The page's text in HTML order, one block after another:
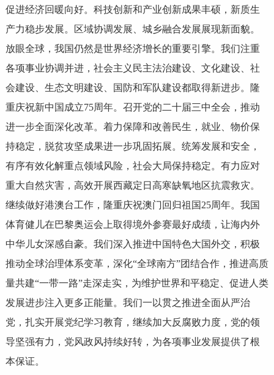
促进经济回暖向好。科技创新和产业创新成果丰硕，新质生
产力稳步发展。区域协调发展、城乡融合发展展现新面貌。
放眼全球，我国仍然是世界经济增长的重要引擎。我们注重
各项事业协调并进，社会主义民主法治建设、文化建设、社
会建设、生态文明建设、国防和军队建设都取得新进步。隆
重庆祝新中国成立75周年。召开党的二十届三中全会，推动
进一步全面深化改革。着力保障和改善民生，就业、物价保
持稳定，脱贫攻坚成果进一步巩固拓展。统筹发展和安全，
有序有效化解重点领域风险，社会大局保持稳定。有力应对
重大自然灾害，高效开展西藏定日高寒缺氧地区抗震救灾。
继续做好港澳台工作，隆重庆祝澳门回归祖国25周年。我国
体育健儿在巴黎奥运会上取得境外参赛最好成绩，让海内外
中华儿女深感自豪。我们深入推进中国特色大国外交，积极
推动全球治理体系变革，深化“全球南方”团结合作，推进高质
量共建“一带一路”走深走实，为维护世界和平稳定、促进人类
发展进步注入更多正能量。我们一以贯之推进全面从严治
党，扎实开展党纪学习教育，继续加大反腐败力度，党的领
导坚强有力，党风政风持续好转，为各项事业发展提供了根
本保证。